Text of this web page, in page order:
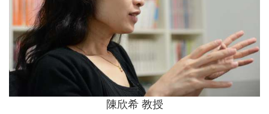
陳欣希 教授